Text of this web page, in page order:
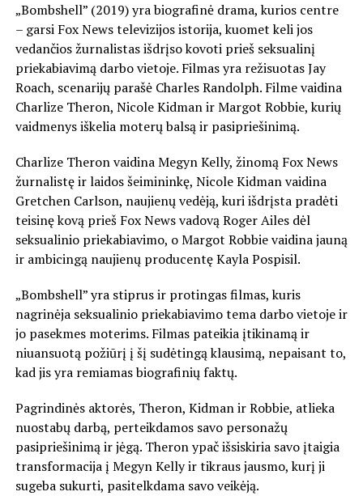
„Bombshell” (2019) yra biografinė drama, kurios centre
– garsi Fox News televizijos istorija, kuomet keli jos
vedančios žurnalistas išdrįso kovoti prieš seksualinį
priekabiavimą darbo vietoje. Filmas yra režisuotas Jay
Roach, scenarijų parašė Charles Randolph. Filme vaidina
Charlize Theron, Nicole Kidman ir Margot Robbie, kurių
vaidmenys iškelia moterų balsą ir pasipriešinimą.
Charlize Theron vaidina Megyn Kelly, žinomą Fox News
žurnalistę ir laidos šeimininkę, Nicole Kidman vaidina
Gretchen Carlson, naujienų vedėją, kuri išdrįsta pradėti
teisinę kovą prieš Fox News vadovą Roger Ailes dėl
seksualinio priekabiavimo, o Margot Robbie vaidina jauną
ir ambicingą naujienų producentę Kayla Pospisil.
„Bombshell” yra stiprus ir protingas filmas, kuris
nagrinėja seksualinio priekabiavimo tema darbo vietoje ir
jo pasekmes moterims. Filmas pateikia įtikinamą ir
niuansuotą požiūrį į šį sudėtingą klausimą, nepaisant to,
kad jis yra remiamas biografinių faktų.
Pagrindinės aktorės, Theron, Kidman ir Robbie, atlieka
nuostabų darbą, perteikdamos savo personažų
pasipriešinimą ir jėgą. Theron ypač išsiskiria savo įtaigia
transformacija į Megyn Kelly ir tikraus jausmo, kurį ji
sugeba sukurti, pasitelkdama savo veikėją.